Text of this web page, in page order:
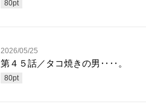
80pt
2026/05/25
第４５話／タコ焼きの男‥‥。
80pt